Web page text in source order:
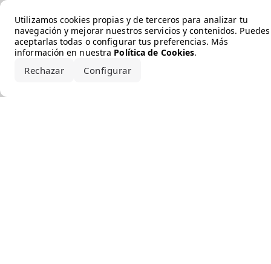
Utilizamos cookies propias y de terceros para analizar tu
navegación y mejorar nuestros servicios y contenidos. Puedes
aceptarlas todas o configurar tus preferencias. Más
información en nuestra Política de Cookies.
Rechazar Configurar
Error loading the brand